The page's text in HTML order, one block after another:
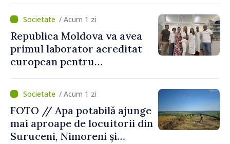
/ Acum 1 zi
Republica Moldova va avea
primul laborator acreditat
european pentru
viței-de-vie
/ Acum 1 zi
FOTO // Apa potabilă ajunge
mai aproape de locuitorii din
Suruceni, Nimoreni și